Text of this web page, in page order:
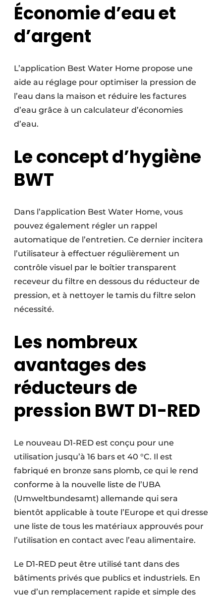
Économie d’eau et
d’argent
L’application Best Water Home propose une
aide au réglage pour optimiser la pression de
l’eau dans la maison et réduire les factures
d’eau grâce à un calculateur d’économies
d’eau.
Le concept d’hygiène
BWT
Dans l’application Best Water Home, vous
pouvez également régler un rappel
automatique de l’entretien. Ce dernier incitera
l’utilisateur à effectuer régulièrement un
contrôle visuel par le boîtier transparent
receveur du filtre en dessous du réducteur de
pression, et à nettoyer le tamis du filtre selon
nécessité.
Les nombreux
avantages des
réducteurs de
pression BWT D1-RED
Le nouveau D1-RED est conçu pour une
utilisation jusqu’à 16 bars et 40 °C. Il est
fabriqué en bronze sans plomb, ce qui le rend
conforme à la nouvelle liste de l’UBA
(Umweltbundesamt) allemande qui sera
bientôt applicable à toute l’Europe et qui dresse
une liste de tous les matériaux approuvés pour
l’utilisation en contact avec l’eau alimentaire.
Le D1-RED peut être utilisé tant dans des
bâtiments privés que publics et industriels. En
vue d’un remplacement rapide et simple des